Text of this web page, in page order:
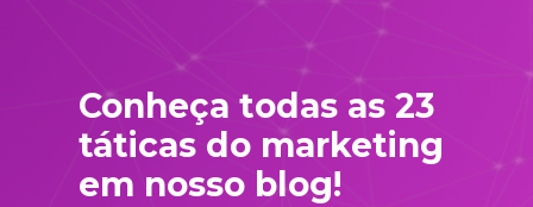
Conheça todas as 23
táticas do marketing
em nosso blog!